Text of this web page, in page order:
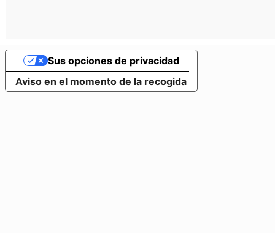
Aviso en el momento de la recogida
Sus opciones de privacidad